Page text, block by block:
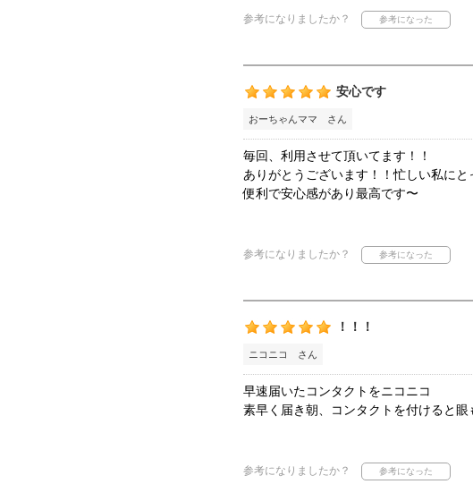
参考になりましたか？
安心です
おーちゃんママ さん
毎回、利用させて頂いてます！！
ありがとうございます！！忙しい私にと
便利で安心感があり最高です〜
参考になりましたか？
！！！
ニコニコ さん
早速届いたコンタクトをニコニコ
素早く届き朝、コンタクトを付けると
参考になりましたか？